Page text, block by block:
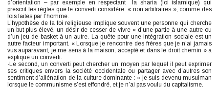
d’orientation – par exemple en respectant la sharia (loi islamique) qui
prescrit les règles que le converti considère « non arbitraires », comme des
lois faites par l’homme.
L’hypothèse de la foi religieuse implique souvent une personne qui cherche
un but plus élevé, un désir de cesser de vivre « d’une partie à une autre ou
d’un jeu de basket à un autre. La quête pour une intégration sociale est un
autre facteur important. « Lorsque je rencontre des frères que je n’ai jamais
vus auparavant, je me sens à la maison, accepté et dans le droit chemin » a
expliqué un converti.
-Le second, un converti peut chercher un moyen par lequel il peut exprimer
ses critiques envers la société occidentale ou partager avec d’autres son
sentiment d’aliénation de la culture dominante : « je suis devenu musulman
lorsque le communisme s’est effondré, et je n’ai pas voulu du capitalisme.